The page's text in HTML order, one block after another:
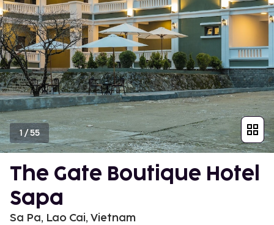
1 /55
The Gate Boutique Hotel
Sapa
Sa Pa, Lao Cai, Vietnam